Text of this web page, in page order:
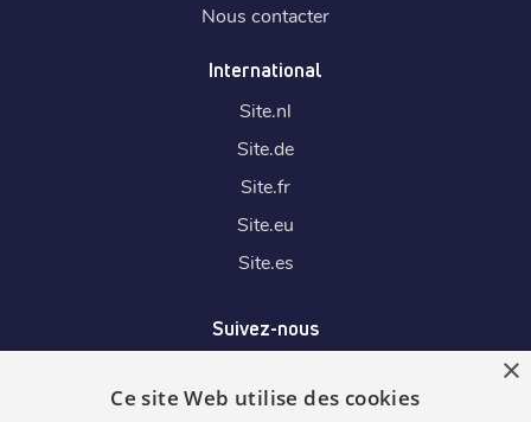
Nous contacter
International
Site.nl
Site.de
Site.fr
Site.eu
Site.es
Suivez-nous
×
Ce site Web utilise des cookies